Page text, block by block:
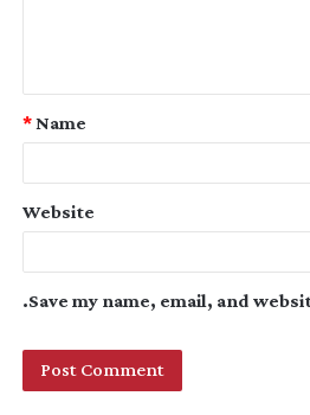
Name
*
Website
Save my name, email, and